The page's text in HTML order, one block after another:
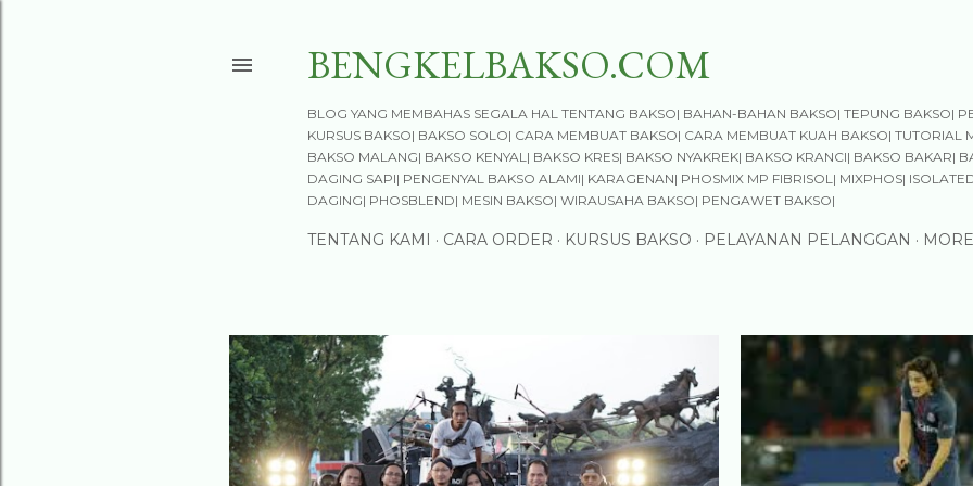
BENGKELBAKSO.COM
BLOG YANG MEMBAHAS SEGALA HAL TENTANG BAKSO| BAHAN-BAHAN BAKSO| TEPUNG BAKSO|
KURSUS BAKSO| BAKSO SOLO| CARA MEMBUAT BAKSO| CARA MEMBUAT KUAH BAKSO| TUTORIAL
BAKSO MALANG| BAKSO KENYAL| BAKSO KRES| BAKSO NYAKREK| BAKSO KRANCI| BAKSO BAKAR|
DAGING SAPI| PENGENYAL BAKSO ALAMI| KARAGENAN| PHOSMIX MP FIBRISOL| MIXPHOS|
DAGING| PHOSBLEND| MESIN BAKSO| WIRAUSAHA BAKSO| PENGAWET BAKSO|
TENTANG KAMI CARA ORDER KURSUS BAKSO PELAYANAN PELANGGAN
P
o
s